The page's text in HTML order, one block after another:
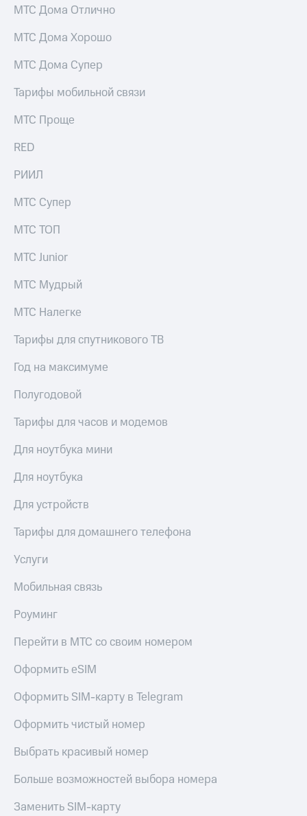
МТС Дома Отлично
МТС Дома Хорошо
МТС Дома Супер
Тарифы мобильной связи
МТС Проще
RED
РИИЛ
МТС Супер
МТС ТОП
МТС Junior
МТС Мудрый
МТС Налегке
Тарифы для спутникового ТВ
Год на максимуме
Полугодовой
Тарифы для часов и модемов
Для ноутбука мини
Для ноутбука
Для устройств
Тарифы для домашнего телефона
Услуги
Мобильная связь
Роуминг
Перейти в МТС со своим номером
Оформить eSIM
Оформить SIM-карту в Telegram
Оформить чистый номер
Выбрать красивый номер
Больше возможностей выбора номера
Заменить SIM-карту